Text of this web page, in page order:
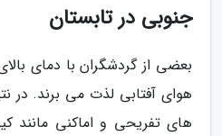
جنوبی در تابستان
بعضی از گردشگران با دمای
هوای آفتابی لذت می برند. در
های تفریحی و اماکنی مانند